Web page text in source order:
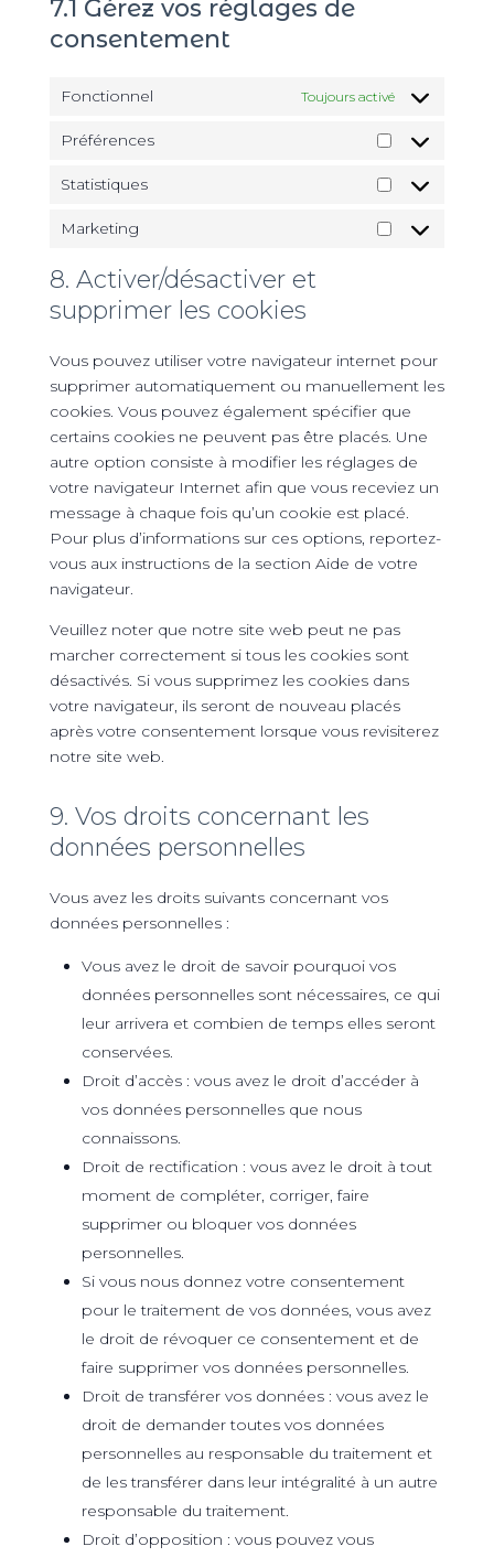
7.1 Gérez vos réglages de
consentement
Fonctionnel Toujours activé
Préférences
Préférences
Statistiques
Statistiques
Marketing
Marketing
8. Activer/désactiver et
supprimer les cookies
Vous pouvez utiliser votre navigateur internet pour
supprimer automatiquement ou manuellement les
cookies. Vous pouvez également spécifier que
certains cookies ne peuvent pas être placés. Une
autre option consiste à modifier les réglages de
votre navigateur Internet afin que vous receviez un
message à chaque fois qu’un cookie est placé.
Pour plus d’informations sur ces options, reportez-
vous aux instructions de la section Aide de votre
navigateur.
Veuillez noter que notre site web peut ne pas
marcher correctement si tous les cookies sont
désactivés. Si vous supprimez les cookies dans
votre navigateur, ils seront de nouveau placés
après votre consentement lorsque vous revisiterez
notre site web.
9. Vos droits concernant les
données personnelles
Vous avez les droits suivants concernant vos
données personnelles :
Vous avez le droit de savoir pourquoi vos
données personnelles sont nécessaires, ce qui
leur arrivera et combien de temps elles seront
conservées.
Droit d’accès : vous avez le droit d’accéder à
vos données personnelles que nous
connaissons.
Droit de rectification : vous avez le droit à tout
moment de compléter, corriger, faire
supprimer ou bloquer vos données
personnelles.
Si vous nous donnez votre consentement
pour le traitement de vos données, vous avez
le droit de révoquer ce consentement et de
faire supprimer vos données personnelles.
Droit de transférer vos données : vous avez le
droit de demander toutes vos données
personnelles au responsable du traitement et
de les transférer dans leur intégralité à un autre
responsable du traitement.
Droit d’opposition : vous pouvez vous